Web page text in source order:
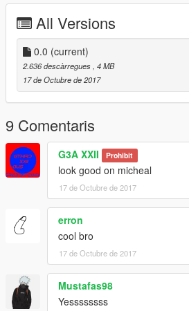
All Versions
0.0 (current)
2.636 descàrregues , 4 MB
17 de Octubre de 2017
9 Comentaris
G3A XXII Prohibit
look good on micheal
17 de Octubre de 2017
erron
cool bro
17 de Octubre de 2017
Mustafas98
Yessssssss